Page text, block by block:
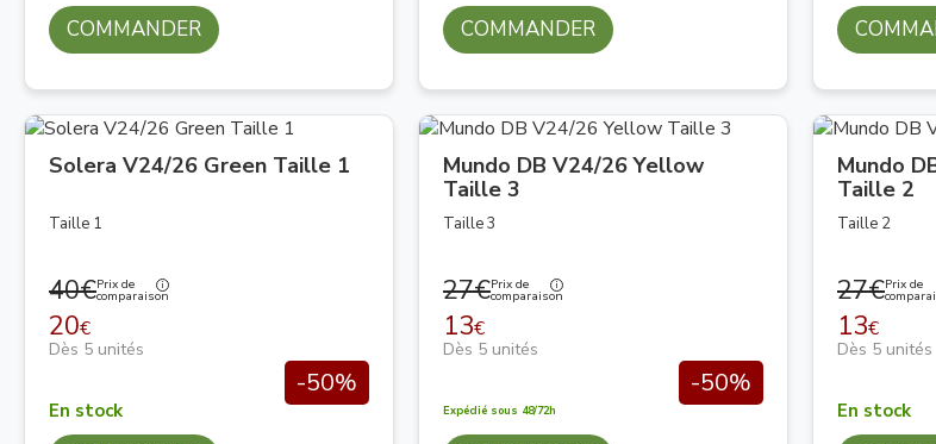
COMMANDER COMMANDER
Solera V24/26 Green Taille 1
Taille 1
40€Prix de
comparaison
20€
Dès 5 unités
-50%
En stock
Mundo DB V24/26 Yellow
Taille 3
Taille 3
27€Prix de
comparaison
13€
Dès 5 unités
-50%
Expédié sous 48/72h
Mundo
Taille 2
Taille 2
27€Prix de
13€
Dès 5 unités
En stock